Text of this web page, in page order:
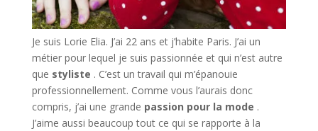
Je suis Lorie Elia. J’ai 22 ans et j’habite Paris. J’ai un
métier pour lequel je suis passionnée et qui n’est autre
que styliste . C’est un travail qui m’épanouie
professionnellement. Comme vous l’aurais donc
compris, j’ai une grande passion pour la mode .
J’aime aussi beaucoup tout ce qui se rapporte à la